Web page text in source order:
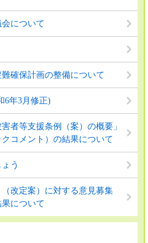
について
確保計画の整備について
6年3月修正)
者等支援条例（案）の概要」
コメント）の結果について
う
（改定案）に対する意見募集
果について